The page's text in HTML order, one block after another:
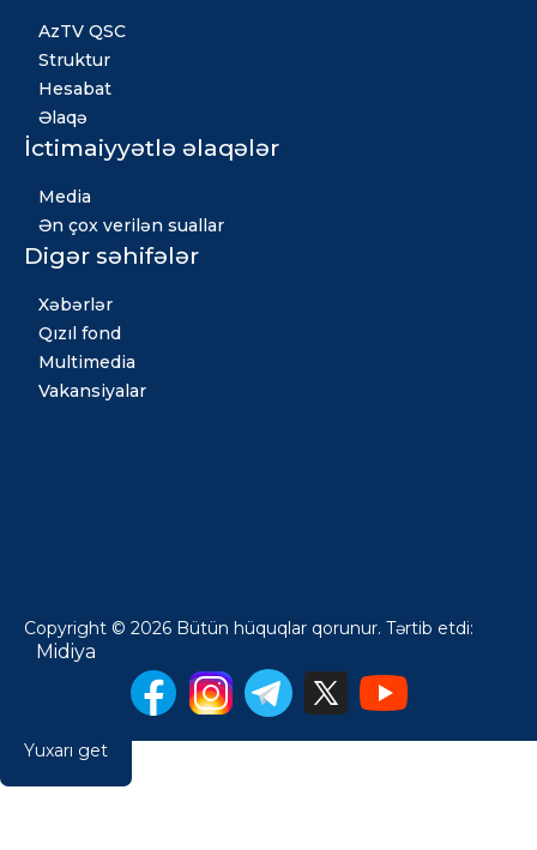
AzTV QSC
Struktur
Hesabat
Əlaqə
İctimaiyyətlə əlaqələr
Media
Ən çox verilən suallar
Digər səhifələr
Xəbərlər
Qızıl fond
Multimedia
Vakansiyalar
Copyright © 2026 Bütün hüquqlar qorunur. Tərtib etdi:
Midiya
Yuxarı get